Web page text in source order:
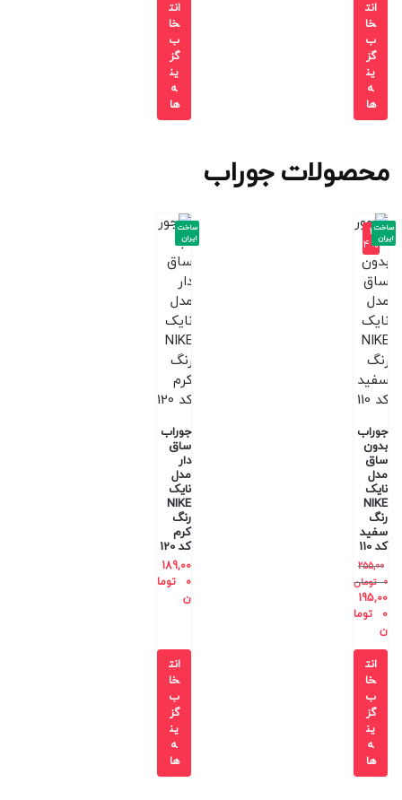
انت
خا
ب
گز
ین
ه
ها
انت
خا
ب
گز
ین
ه
ها
محصولات جوراب
-2
4%
جوراب
بدون
ساق
مدل
نایک
NIKE
رنگ
سفید
کد 110
255,00
0 تومان
195,00
0
توما
ن
ساخت
ایران
انت
خا
ب
گز
ین
ه
ها
جوراب
ساق
دار
مدل
نایک
NIKE
رنگ
کرم
کد 120
189,00
0
توما
ن
ساخت
ایران
انت
خا
ب
گز
ین
ه
ها